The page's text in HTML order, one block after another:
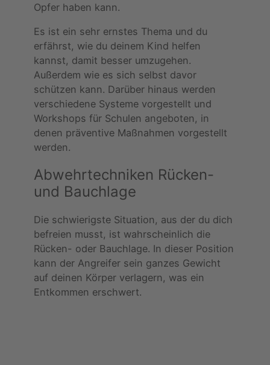
Opfer haben kann.
Es ist ein sehr ernstes Thema und du
erfährst, wie du deinem Kind helfen
kannst, damit besser umzugehen.
Außerdem wie es sich selbst davor
schützen kann. Darüber hinaus werden
verschiedene Systeme vorgestellt und
Workshops für Schulen angeboten, in
denen präventive Maßnahmen vorgestellt
werden.
Abwehrtechniken Rücken-
und Bauchlage
Die schwierigste Situation, aus der du dich
befreien musst, ist wahrscheinlich die
Rücken- oder Bauchlage. In dieser Position
kann der Angreifer sein ganzes Gewicht
auf deinen Körper verlagern, was ein
Entkommen erschwert.